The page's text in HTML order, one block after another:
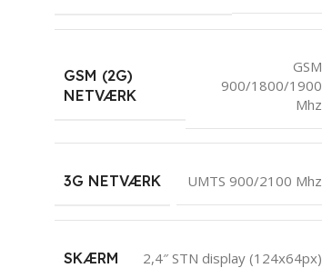
GSM (2G)
NETVÆRK
GSM
900/1800/1900
Mhz
3G NETVÆRK UMTS 900/2100 Mhz
SKÆRM 2,4″ STN display (124x64px)